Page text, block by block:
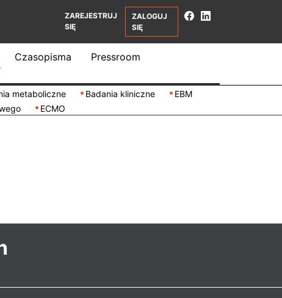
ZAREJESTRUJ
SIĘ
ZALOGUJ
SIĘ
Czasopisma Pressroom
metaboliczne Badania kliniczne
EBM
ECMO